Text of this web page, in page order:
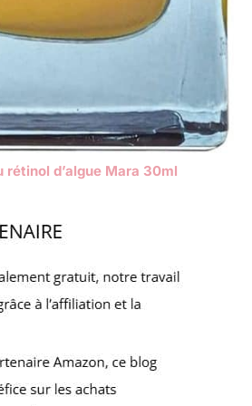
rétinol d’algue Mara 30ml